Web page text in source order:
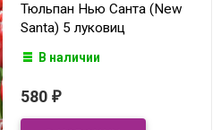
Тюльпан Нью Санта (New
Santa) 5 луковиц
В наличии
580 ₽